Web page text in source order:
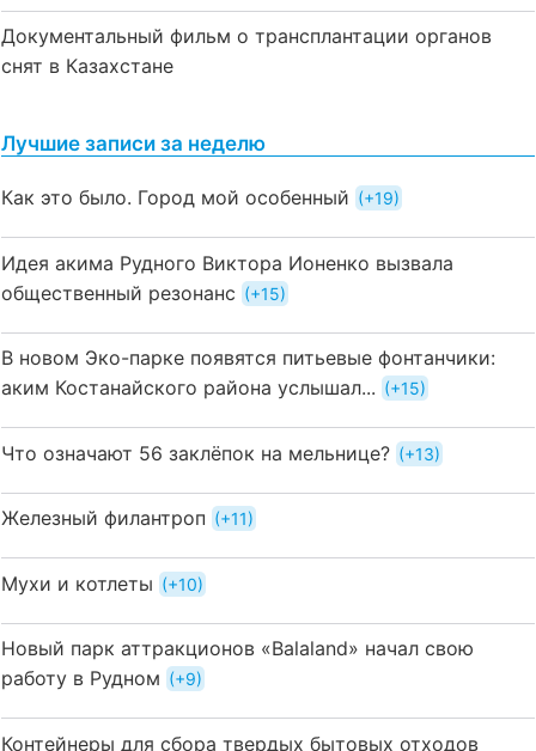
Документальный фильм о трансплантации органов
снят в Казахстане
Лучшие записи за неделю
Как это было. Город мой особенный +19
Идея акима Рудного Виктора Ионенко вызвала
общественный резонанс
+15
В новом Эко-парке появятся питьевые фонтанчики:
аким Костанайского района услышал...
+15
Что означают 56 заклёпок на мельнице? +13
Железный филантроп +11
Мухи и котлеты +10
Новый парк аттракционов «Balaland» начал свою
работу в Рудном
+9
Контейнеры для сбора твердых бытовых отходов